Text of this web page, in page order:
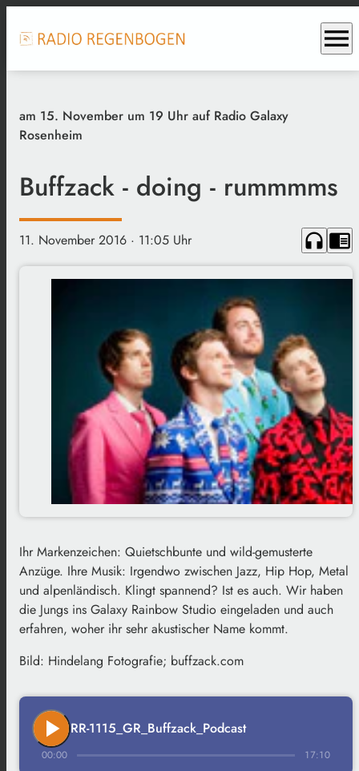
menu
am 15. November um 19 Uhr auf Radio Galaxy
Rosenheim
Buffzack - doing - rummmms
11. November 2016 · 11:05 Uhr headphones chrome_reader_mode
Ihr Markenzeichen: Quietschbunte und wild-gemusterte
Anzüge. Ihre Musik: Irgendwo zwischen Jazz, Hip Hop, Metal
und alpenländisch. Klingt spannend? Ist es auch. Wir haben
die Jungs ins Galaxy Rainbow Studio eingeladen und auch
erfahren, woher ihr sehr akustischer Name kommt.
Bild: Hindelang Fotografie; buffzack.com
play_arrow RR-1115_GR_Buffzack_Podcast
00:00 17:10